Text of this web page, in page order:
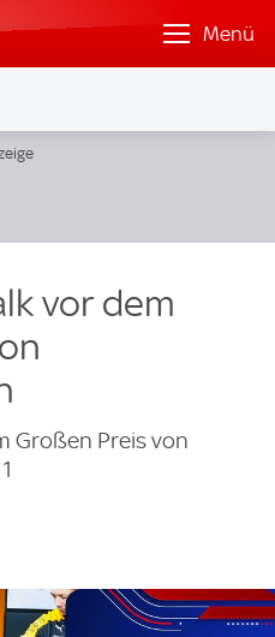
Menü
vor dem
Großen Preis von